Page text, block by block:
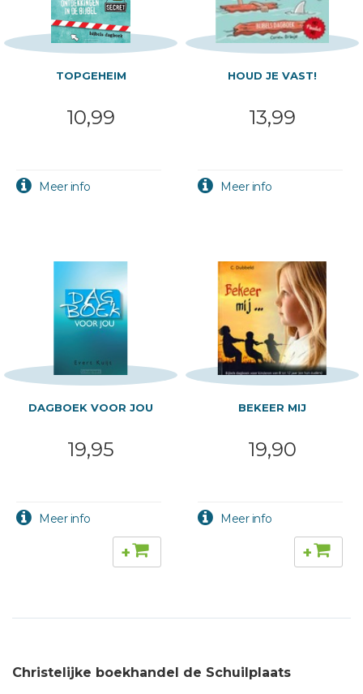
TOPGEHEIM
10,99
HOUD JE VAST!
13,99
DAGBOEK VOOR JOU
19,95
+
BEKEER MIJ
19,90
+
Christelijke boekhandel de Schuilplaats